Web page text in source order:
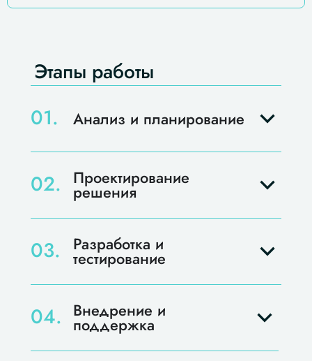
Этапы работы
01.
Анализ и планирование
02. Проектирование
решения
03. Разработка и
тестирование
04. Внедрение и
поддержка